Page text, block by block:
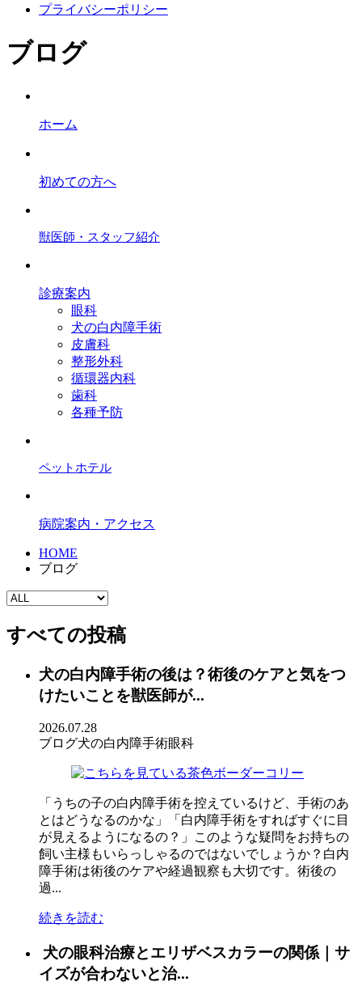
プライバシーポリシー
ブログ
ホーム
初めての方へ
獣医師・スタッフ紹介
診療案内
眼科
犬の白内障手術
皮膚科
整形外科
循環器内科
歯科
各種予防
ペットホテル
病院案内・アクセス
HOME
ブログ
すべての投稿
犬の白内障手術の後は？術後のケアと気をつ
けたいことを獣医師が...
2026.07.28
ブログ犬の白内障手術眼科
「うちの子の白内障手術を控えているけど、手術のあ
とはどうなるのかな」「白内障手術をすればすぐに目
が見えるようになるの？」このような疑問をお持ちの
飼い主様もいらっしゃるのではないでしょうか？白内
障手術は術後のケアや経過観察も大切です。術後の
過...
続きを読む
犬の眼科治療とエリザベスカラーの関係｜サ
イズが合わないと治...